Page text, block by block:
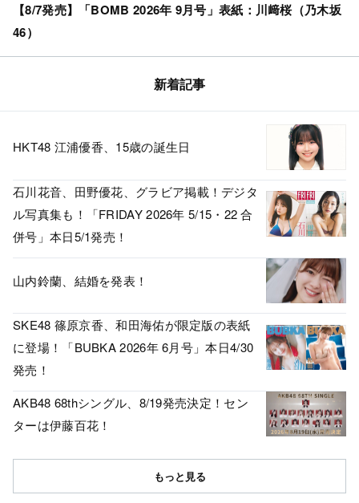
【8/7発売】「BOMB 2026年 9月号」表紙：川﨑桜（乃木坂
46）
新着記事
HKT48 江浦優香、15歳の誕生日
石川花音、田野優花、グラビア掲載！デジタ
ル写真集も！「FRIDAY 2026年 5/15・22 合
併号」本日5/1発売！
山内鈴蘭、結婚を発表！
SKE48 篠原京香、和田海佑が限定版の表紙
に登場！「BUBKA 2026年 6月号」本日4/30
発売！
AKB48 68thシングル、8/19発売決定！セン
ターは伊藤百花！
もっと見る